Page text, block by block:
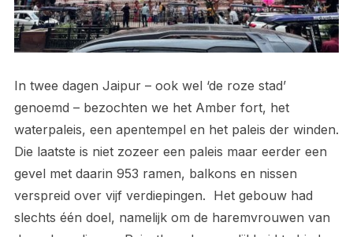
In twee dagen Jaipur – ook wel ‘de roze stad’
genoemd – bezochten we het Amber fort, het
waterpaleis, een apentempel en het paleis der winden.
Die laatste is niet zozeer een paleis maar eerder een
gevel met daarin 953 ramen, balkons en nissen
verspreid over vijf verdiepingen. Het gebouw had
slechts één doel, namelijk om de haremvrouwen van